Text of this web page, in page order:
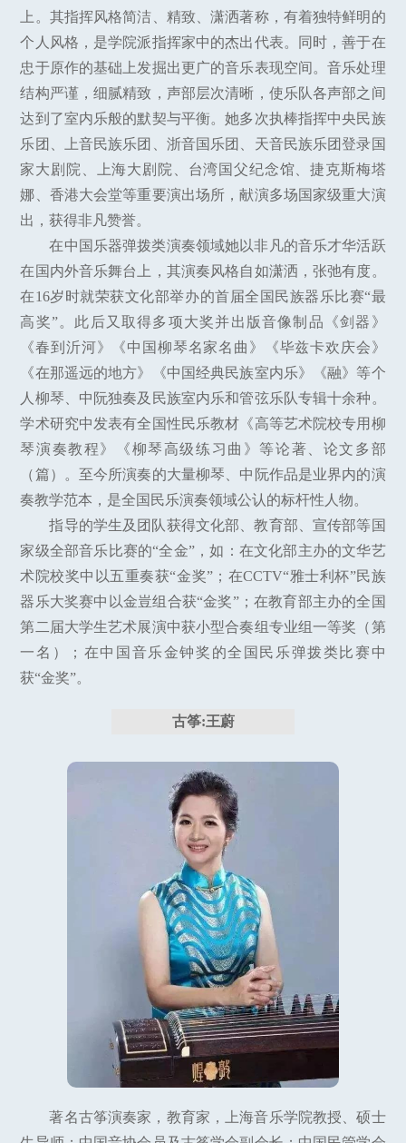
上。其指挥风格简洁、精致、潇洒著称，有着独特鲜明的
个人风格，是学院派指挥家中的杰出代表。同时，善于在
忠于原作的基础上发掘出更广的音乐表现空间。音乐处理
结构严谨，细腻精致，声部层次清晰，使乐队各声部之间
达到了室内乐般的默契与平衡。她多次执棒指挥中央民族
乐团、上音民族乐团、浙音国乐团、天音民族乐团登录国
家大剧院、上海大剧院、台湾国父纪念馆、捷克斯梅塔
娜、香港大会堂等重要演出场所，献演多场国家级重大演
出，获得非凡赞誉。
在中国乐器弹拨类演奏领域她以非凡的音乐才华活跃
在国内外音乐舞台上，其演奏风格自如潇洒，张弛有度。
在16岁时就荣获文化部举办的首届全国民族器乐比赛“最
高奖”。此后又取得多项大奖并出版音像制品《剑器》
《春到沂河》《中国柳琴名家名曲》《毕兹卡欢庆会》
《在那遥远的地方》《中国经典民族室内乐》《融》等个
人柳琴、中阮独奏及民族室内乐和管弦乐队专辑十余种。
学术研究中发表有全国性民乐教材《高等艺术院校专用柳
琴演奏教程》《柳琴高级练习曲》等论著、论文多部
（篇）。至今所演奏的大量柳琴、中阮作品是业界内的演
奏教学范本，是全国民乐演奏领域公认的标杆性人物。
指导的学生及团队获得文化部、教育部、宣传部等国
家级全部音乐比赛的“全金”，如：在文化部主办的文华艺
术院校奖中以五重奏获“金奖”；在CCTV“雅士利杯”民族
器乐大奖赛中以金豈组合获“金奖”；在教育部主办的全国
第二届大学生艺术展演中获小型合奏组专业组一等奖（第
一名）；在中国音乐金钟奖的全国民乐弹拨类比赛中
获“金奖”。
古筝:王蔚
著名古筝演奏家，教育家，上海音乐学院教授、硕士